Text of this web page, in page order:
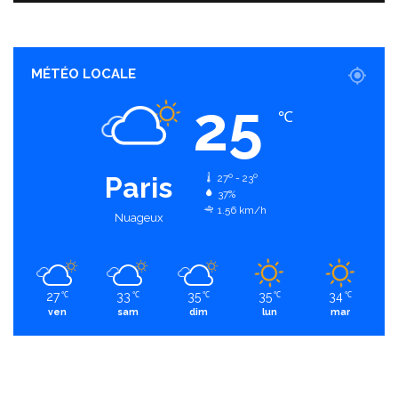
MÉTÉO LOCALE
Paris
Nuageux
25 ℃
27º - 23º
37%
1.56 km/h
27 ℃
ven
33 ℃
sam
35 ℃
dim
35 ℃
lun
34 ℃
mar